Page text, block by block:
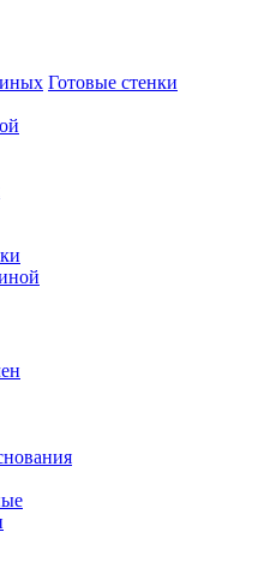
Готовые стенки